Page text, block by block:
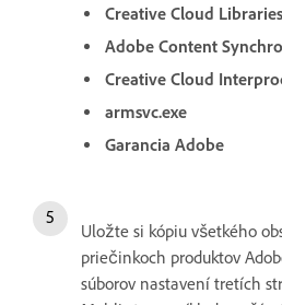
Creative Cloud
Adobe Content
Creative Cloud
armsvc.exe
Garancia Adobe
Uložte si kópiu všetkého
priečinkoch produktov
súborov nastavení tretích